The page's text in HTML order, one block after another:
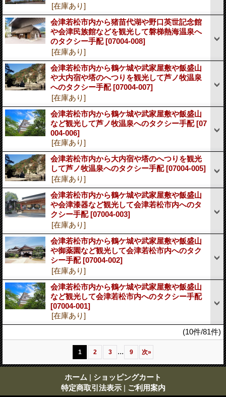
[在庫あり]
会津若松市内から猪苗代湖や野口英世記念館
や会津民族館などを観光して磐梯熱海温泉へ
のタクシー手配[07004-008]
[在庫あり]
会津若松市内から鶴ケ城や武家屋敷や飯盛山
や大内宿や塔のへつりを観光して芦ノ牧温泉
へのタクシー手配[07004-007]
[在庫あり]
会津若松市内から鶴ケ城や武家屋敷や飯盛山
など観光して芦ノ牧温泉へのタクシー手配[07
004-006]
[在庫あり]
会津若松市内から大内宿や塔のへつりを観光
して芦ノ牧温泉へのタクシー手配[07004-005]
[在庫あり]
会津若松市内から鶴ケ城や武家屋敷や飯盛山
や会津漆器など観光して会津若松市内へのタ
クシー手配[07004-003]
[在庫あり]
会津若松市内から鶴ケ城や武家屋敷や飯盛山
や御薬園など観光して会津若松市内へのタク
シー手配[07004-002]
[在庫あり]
会津若松市内から鶴ケ城や武家屋敷や飯盛山
など観光して会津若松市内へのタクシー手配
[07004-001]
[在庫あり]
(10件/81件)
1 2 3 ... 9 次»
ホーム | ショッピングカート
特定商取引法表示 | ご利用案内